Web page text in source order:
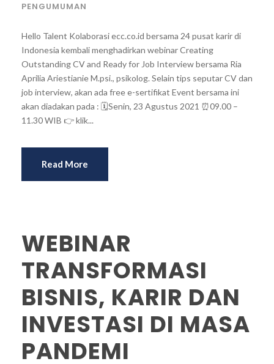
PENGUMUMAN
Hello Talent Kolaborasi ecc.co.id bersama 24 pusat karir di
Indonesia kembali menghadirkan webinar Creating
Outstanding CV and Ready for Job Interview bersama Ria
Aprilia Ariestianie M.psi., psikolog. Selain tips seputar CV dan
job interview, akan ada free e-sertifikat Event bersama ini
akan diadakan pada : 🗓️Senin, 23 Agustus 2021 ⏰09.00 –
11.30 WIB 👉 klik...
Read More
WEBINAR
TRANSFORMASI
BISNIS, KARIR DAN
INVESTASI DI MASA
PANDEMI